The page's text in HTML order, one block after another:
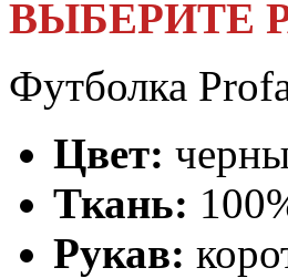
ВЫБЕРИТЕ
Футболка
Цвет:
Ткань:
Рукав: